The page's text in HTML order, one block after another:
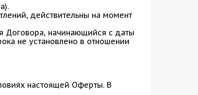
действительны на момент
Договора, начинающийся с даты
не установлено в отношении
настоящей Оферты. В